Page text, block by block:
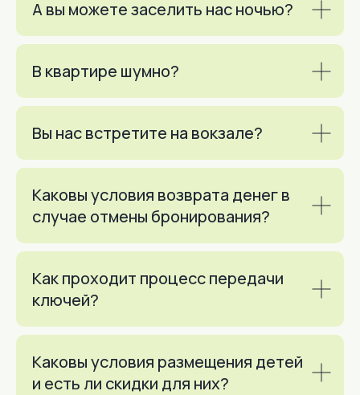
А вы можете заселить нас ночью?
В квартире шумно?
Вы нас встретите на вокзале?
Каковы условия возврата денег в
случае отмены бронирования?
Как проходит процесс передачи
ключей?
Каковы условия размещения детей
и есть ли скидки для них?